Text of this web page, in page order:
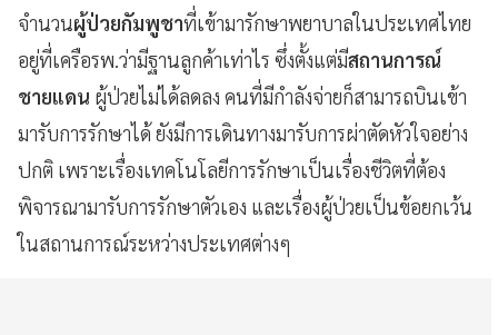
จำนวนผู้ป่วยกัมพูชาที่เข้ามารักษาพยาบาลในประเทศไทย
อยู่ที่เครือรพ.ว่ามีฐานลูกค้าเท่าไร ซึ่งตั้งแต่มีสถานการณ์
ชายแดน ผู้ป่วยไม่ได้ลดลง คนที่มีกำลังจ่ายก็สามารถบินเข้า
มารับการรักษาได้ ยังมีการเดินทางมารับการผ่าตัดหัวใจอย่าง
ปกติ เพราะเรื่องเทคโนโลยีการรักษาเป็นเรื่องชีวิตที่ต้อง
พิจารณามารับการรักษาตัวเอง และเรื่องผู้ป่วยเป็นข้อยกเว้น
ในสถานการณ์ระหว่างประเทศต่างๆ